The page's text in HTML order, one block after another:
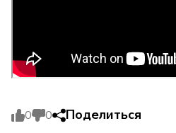
0 0 Поделиться